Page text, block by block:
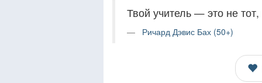
Твой учитель — это не тот,
Ричард Дэвис Бах (50+)